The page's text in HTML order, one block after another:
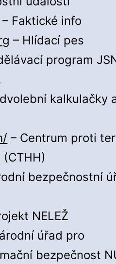
– Faktické info
– Hlídací pes
program
kalkulačky
– Centrum proti
bezpečnostní
NELEŽ
úřad pro
bezpečnost